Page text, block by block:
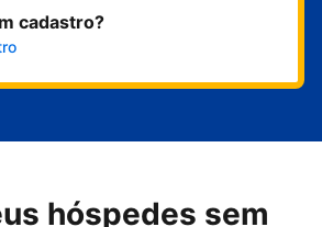
cadastro?
hóspedes sem